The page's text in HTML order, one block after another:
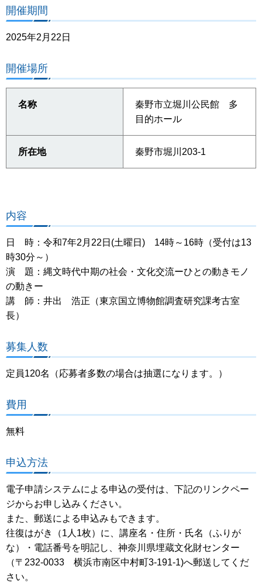
開催期間
2025年2月22日
開催場所
名称
秦野市立堀川公民館 多
目的ホール
所在地 秦野市堀川203-1
内容
日 時：令和7年2月22日(土曜日) 14時～16時（受付は13
時30分～）
演 題：縄文時代中期の社会・文化交流ーひとの動きモノ
の動きー
講 師：井出 浩正（東京国立博物館調査研究課考古室
長）
募集人数
定員120名（応募者多数の場合は抽選になります。）
費用
無料
申込方法
電子申請システムによる申込の受付は、下記のリンクペー
ジからお申し込みください。
また、郵送による申込みもできます。
往復はがき（1人1枚）に、講座名・住所・氏名（ふりが
な）・電話番号を明記し、神奈川県埋蔵文化財センター
（〒232-0033 横浜市南区中村町3-191-1)へ郵送してくだ
さい。